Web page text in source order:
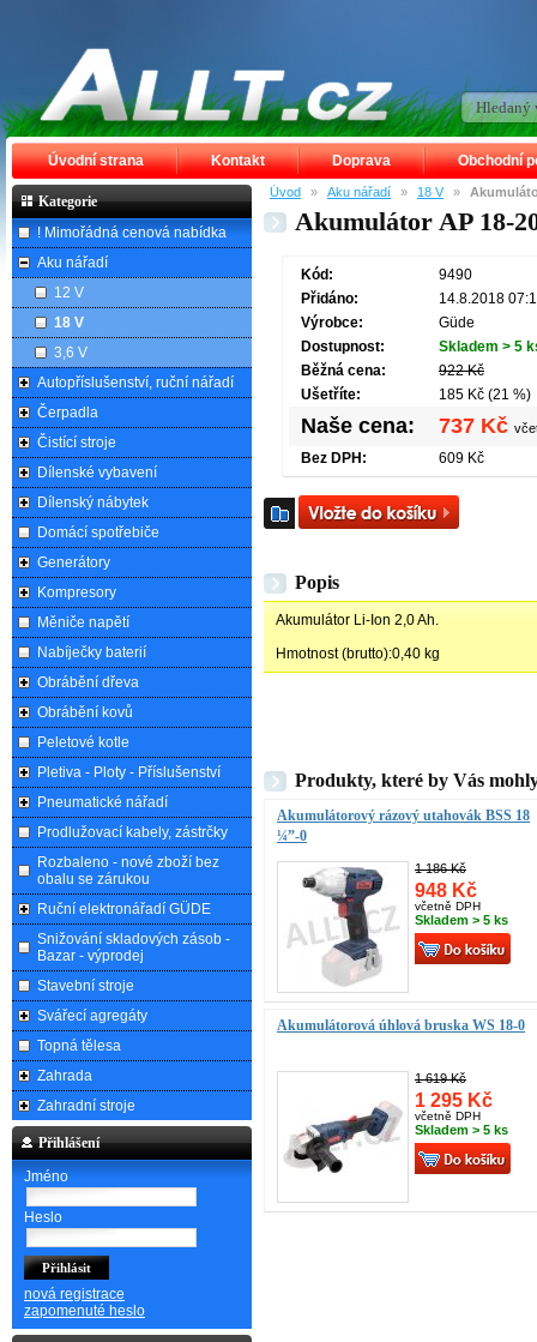
Úvod » Aku nářadí » 18 V »
Akumulátor AP 18-
Kód:
9490
Přidáno:
14.8.2018
Výrobce:
Güde
Dostupnost:
Skladem > 5
Běžná cena:
922 Kč
Ušetříte:
185 Kč (21 %)
Naše cena: 737 Kč
Bez DPH: 609 Kč
Popis
Akumulátor Li-Ion 2,0 Ah.
Hmotnost (brutto):0,40 kg
Produkty, které by Vás
Akumulátorový rázový utahovák BSS 18
¼”-0
1 186 Kč
948 Kč
včetně DPH
Skladem > 5 ks
Akumulátorová úhlová bruska WS 18-0
1 619 Kč
1 295 Kč
včetně DPH
Skladem > 5 ks
Úvodní strana Kontakt Doprava Obchodní
Kategorie
! Mimořádná cenová nabídka
Aku nářadí
12 V
18 V
3,6 V
Autopříslušenství, ruční nářadí
Čerpadla
Čistící stroje
Dílenské vybavení
Dílenský nábytek
Domácí spotřebiče
Generátory
Kompresory
Měniče napětí
Nabíječky baterií
Obrábění dřeva
Obrábění kovů
Peletové kotle
Pletiva - Ploty - Příslušenství
Pneumatické nářadí
Prodlužovací kabely, zástrčky
Rozbaleno - nové zboží bez
obalu se zárukou
Ruční elektronářadí GÜDE
Snižování skladových zásob -
Bazar - výprodej
Stavební stroje
Svářecí agregáty
Topná tělesa
Zahrada
Zahradní stroje
Přihlášení
Jméno
Heslo
nová registrace
zapomenuté heslo